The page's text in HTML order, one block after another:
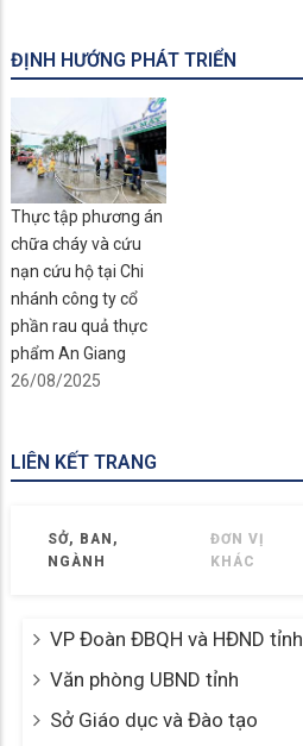
ĐỊNH HƯỚNG PHÁT TRIỂN
Thực tập phương án
chữa cháy và cứu
nạn cứu hộ tại Chi
nhánh công ty cổ
phần rau quả thực
phẩm An Giang
26/08/2025
LIÊN KẾT TRANG
SỞ, BAN,
NGÀNH
ĐƠN VỊ
KHÁC
VP Đoàn ĐBQH và HĐND tỉnh
Văn phòng UBND tỉnh
Sở Giáo dục và Đào tạo